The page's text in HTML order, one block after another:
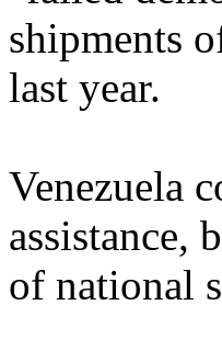
shipments
last year.
Venezuela
assistance,
of national